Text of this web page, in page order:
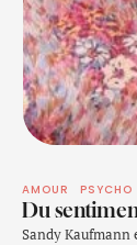
AMOUR PSYCHO
Du
Sandy Kaufmann